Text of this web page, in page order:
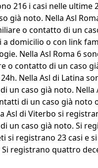
216 i casi nelle
noto. Nella Asl
o contatto di un
domicilio o con link
Nella Asl Roma 6
o contatto di un caso
Nella Asl di Latina
un caso già noto. Nella
di un caso già noto
Asl di Viterbo si
caso già noto. Si
si registrano 23 casi e
registrano quattro